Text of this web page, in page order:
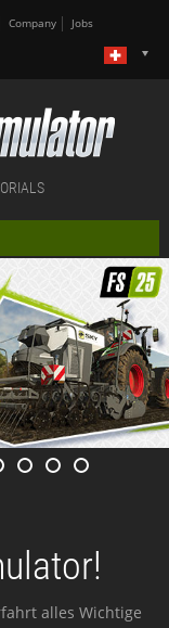
Company Jobs
alles Wichtige